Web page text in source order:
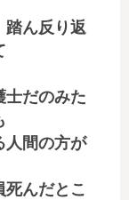
ん反り返
士だのみた
人間の方が
んだとこ